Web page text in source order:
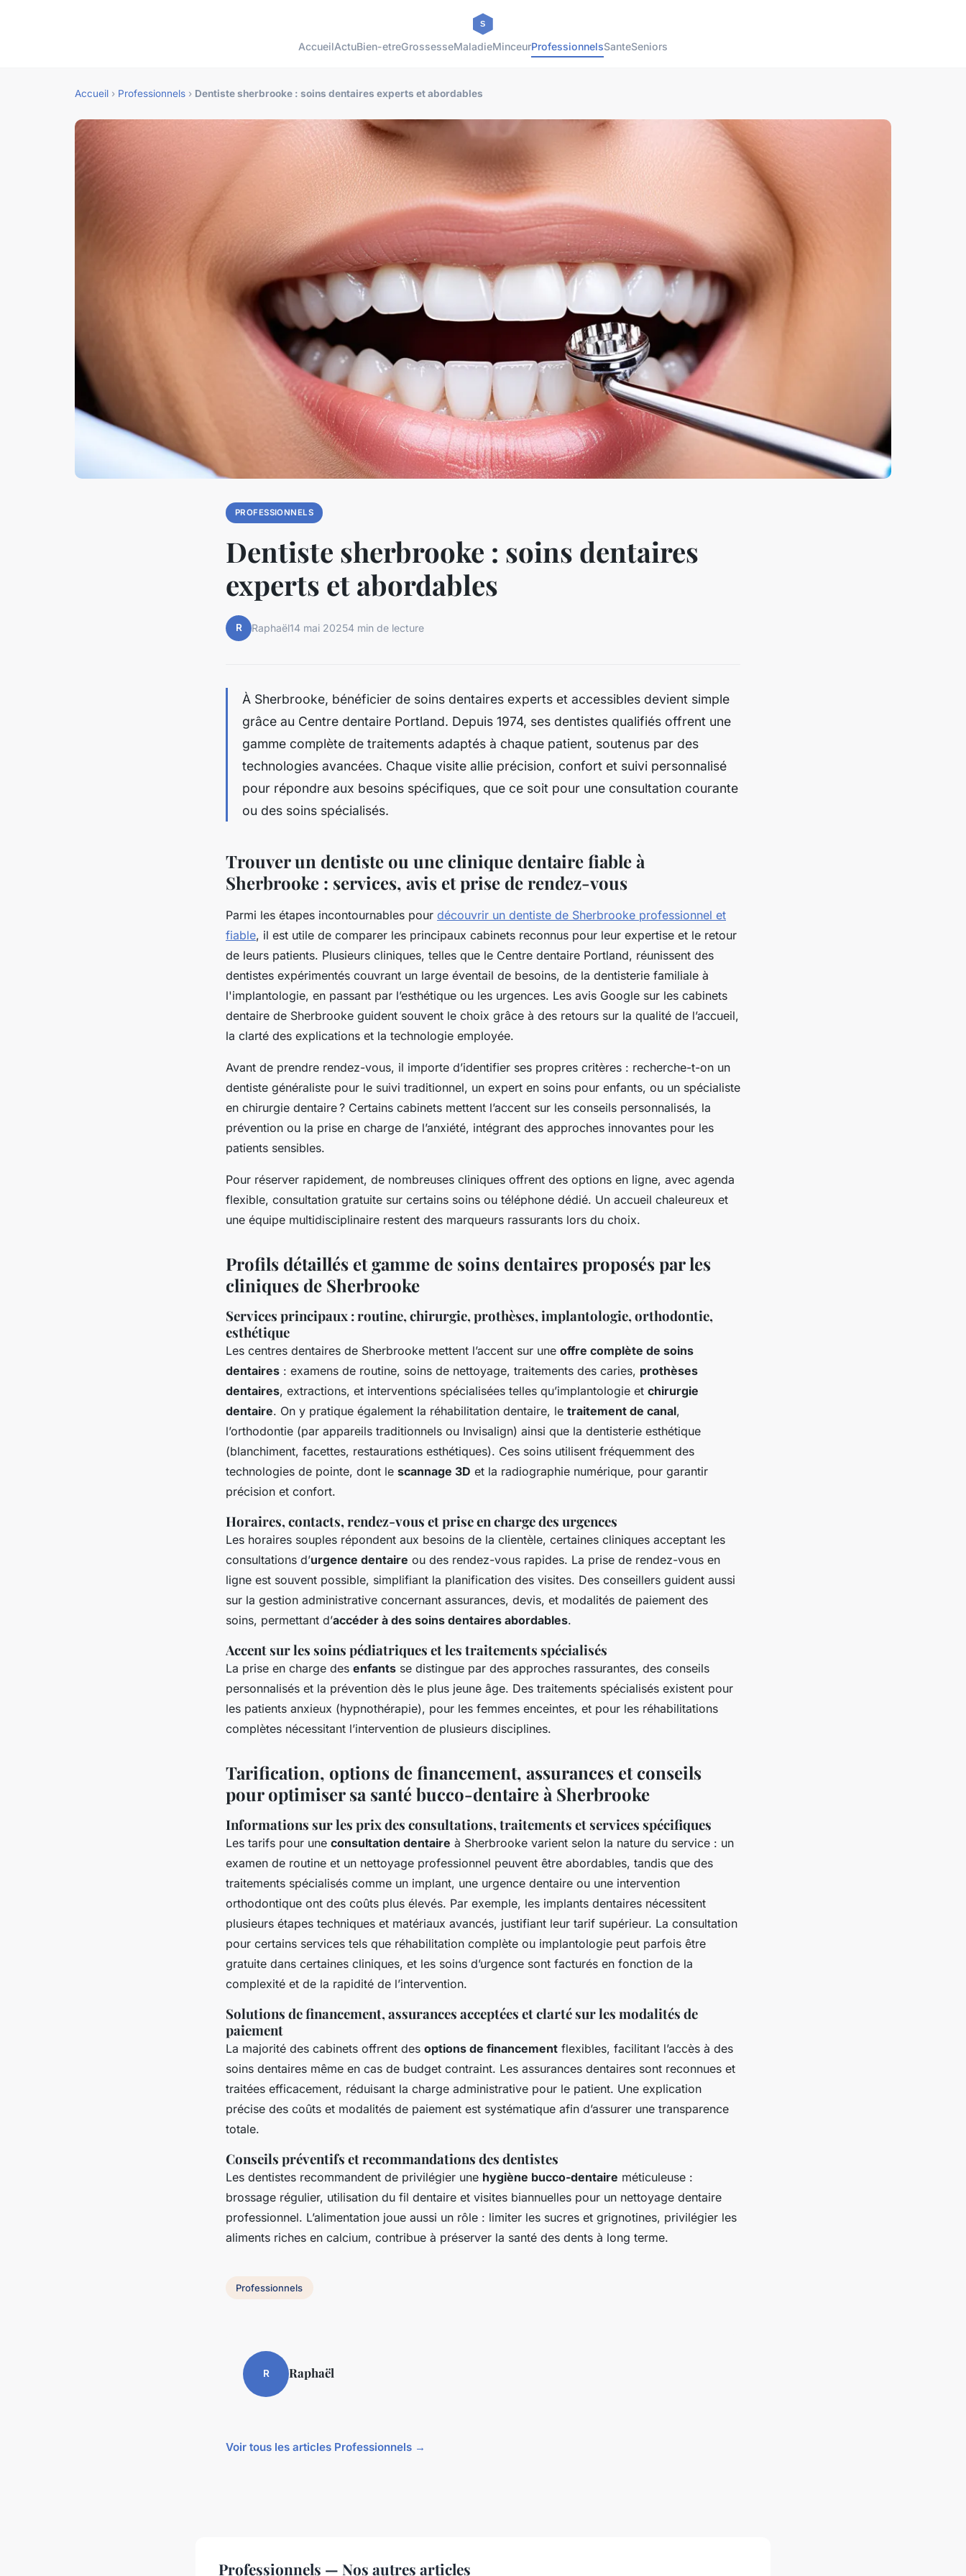
AccueilActuBien-etreGrossesseMaladieMinceurProfessionnelsSanteSeniors
Accueil › Professionnels › Dentiste sherbrooke : soins dentaires experts et abordables
PROFESSIONNELS
Dentiste sherbrooke : soins dentaires
experts et abordables
R Raphaël14 mai 20254 min de lecture
À Sherbrooke, bénéficier de soins dentaires experts et accessibles devient simple
grâce au Centre dentaire Portland. Depuis 1974, ses dentistes qualifiés offrent une
gamme complète de traitements adaptés à chaque patient, soutenus par des
technologies avancées. Chaque visite allie précision, confort et suivi personnalisé
pour répondre aux besoins spécifiques, que ce soit pour une consultation courante
ou des soins spécialisés.
Trouver un dentiste ou une clinique dentaire fiable à
Sherbrooke : services, avis et prise de rendez-vous
Parmi les étapes incontournables pour découvrir un dentiste de Sherbrooke professionnel et
fiable, il est utile de comparer les principaux cabinets reconnus pour leur expertise et le retour
de leurs patients. Plusieurs cliniques, telles que le Centre dentaire Portland, réunissent des
dentistes expérimentés couvrant un large éventail de besoins, de la dentisterie familiale à
l'implantologie, en passant par l’esthétique ou les urgences. Les avis Google sur les cabinets
dentaire de Sherbrooke guident souvent le choix grâce à des retours sur la qualité de l’accueil,
la clarté des explications et la technologie employée.
Avant de prendre rendez-vous, il importe d’identifier ses propres critères : recherche-t-on un
dentiste généraliste pour le suivi traditionnel, un expert en soins pour enfants, ou un spécialiste
en chirurgie dentaire ? Certains cabinets mettent l’accent sur les conseils personnalisés, la
prévention ou la prise en charge de l’anxiété, intégrant des approches innovantes pour les
patients sensibles.
Pour réserver rapidement, de nombreuses cliniques offrent des options en ligne, avec agenda
flexible, consultation gratuite sur certains soins ou téléphone dédié. Un accueil chaleureux et
une équipe multidisciplinaire restent des marqueurs rassurants lors du choix.
Profils détaillés et gamme de soins dentaires proposés par les
cliniques de Sherbrooke
Services principaux : routine, chirurgie, prothèses, implantologie, orthodontie,
esthétique
Les centres dentaires de Sherbrooke mettent l’accent sur une offre complète de soins
dentaires : examens de routine, soins de nettoyage, traitements des caries, prothèses
dentaires, extractions, et interventions spécialisées telles qu’implantologie et chirurgie
dentaire. On y pratique également la réhabilitation dentaire, le traitement de canal,
l’orthodontie (par appareils traditionnels ou Invisalign) ainsi que la dentisterie esthétique
(blanchiment, facettes, restaurations esthétiques). Ces soins utilisent fréquemment des
technologies de pointe, dont le scannage 3D et la radiographie numérique, pour garantir
précision et confort.
Horaires, contacts, rendez-vous et prise en charge des urgences
Les horaires souples répondent aux besoins de la clientèle, certaines cliniques acceptant les
consultations d’urgence dentaire ou des rendez-vous rapides. La prise de rendez-vous en
ligne est souvent possible, simplifiant la planification des visites. Des conseillers guident aussi
sur la gestion administrative concernant assurances, devis, et modalités de paiement des
soins, permettant d’accéder à des soins dentaires abordables.
Accent sur les soins pédiatriques et les traitements spécialisés
La prise en charge des enfants se distingue par des approches rassurantes, des conseils
personnalisés et la prévention dès le plus jeune âge. Des traitements spécialisés existent pour
les patients anxieux (hypnothérapie), pour les femmes enceintes, et pour les réhabilitations
complètes nécessitant l’intervention de plusieurs disciplines.
Tarification, options de financement, assurances et conseils
pour optimiser sa santé bucco-dentaire à Sherbrooke
Informations sur les prix des consultations, traitements et services spécifiques
Les tarifs pour une consultation dentaire à Sherbrooke varient selon la nature du service : un
examen de routine et un nettoyage professionnel peuvent être abordables, tandis que des
traitements spécialisés comme un implant, une urgence dentaire ou une intervention
orthodontique ont des coûts plus élevés. Par exemple, les implants dentaires nécessitent
plusieurs étapes techniques et matériaux avancés, justifiant leur tarif supérieur. La consultation
pour certains services tels que réhabilitation complète ou implantologie peut parfois être
gratuite dans certaines cliniques, et les soins d’urgence sont facturés en fonction de la
complexité et de la rapidité de l’intervention.
Solutions de financement, assurances acceptées et clarté sur les modalités de
paiement
La majorité des cabinets offrent des options de financement flexibles, facilitant l’accès à des
soins dentaires même en cas de budget contraint. Les assurances dentaires sont reconnues et
traitées efficacement, réduisant la charge administrative pour le patient. Une explication
précise des coûts et modalités de paiement est systématique afin d’assurer une transparence
totale.
Conseils préventifs et recommandations des dentistes
Les dentistes recommandent de privilégier une hygiène bucco-dentaire méticuleuse :
brossage régulier, utilisation du fil dentaire et visites biannuelles pour un nettoyage dentaire
professionnel. L’alimentation joue aussi un rôle : limiter les sucres et grignotines, privilégier les
aliments riches en calcium, contribue à préserver la santé des dents à long terme.
Professionnels
R Raphaël
Voir tous les articles Professionnels →
Professionnels — Nos autres articles